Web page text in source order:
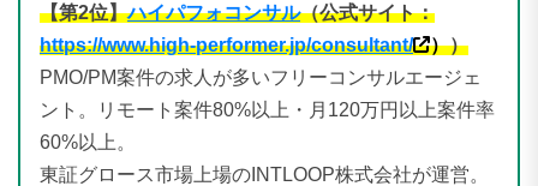
【第2位】ハイパフォコンサル（公式サイト：
https://www.high-performer.jp/consultant/
））
PMO/PM案件の求人が多いフリーコンサルエージェ
ント。リモート案件80%以上・月120万円以上案件率
60%以上。
東証グロース市場上場のINTLOOP株式会社が運営。